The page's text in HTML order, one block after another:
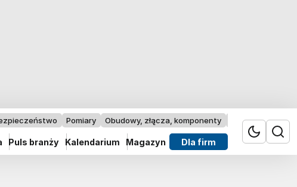
Pomiary Obudowy, złącza, komponenty Przemysł 4.0
Puls branży Kalendarium Magazyn Dla firm